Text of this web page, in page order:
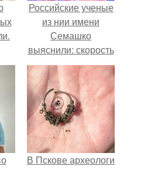
Российские ученые
из нии имени
Семашко
выяснили: скорость
старения напрямую
зависит от
состояния сосудов
и работы сердца.
В Пскове археологи